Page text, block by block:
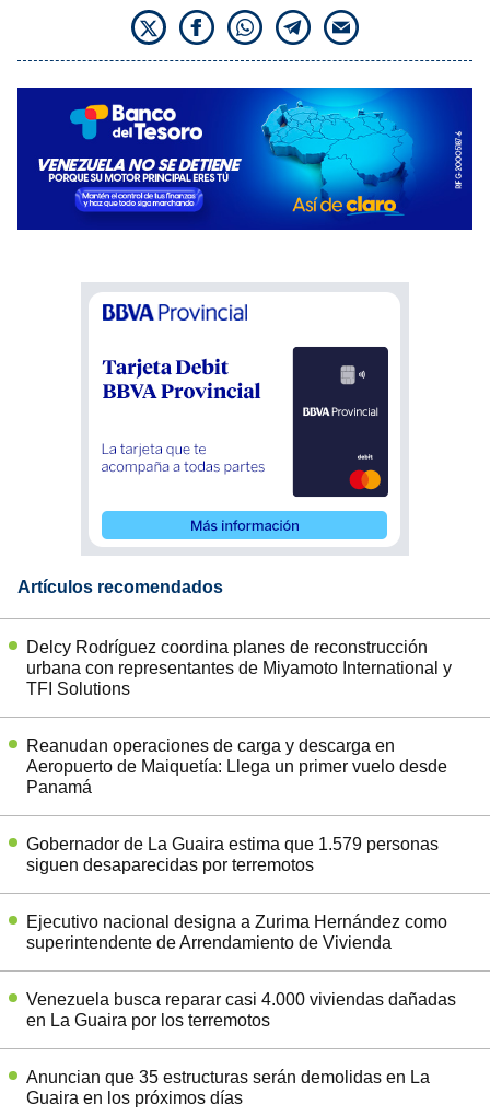
Artículos recomendados
Delcy Rodríguez coordina planes de reconstrucción
urbana con representantes de Miyamoto International y
TFI Solutions
Reanudan operaciones de carga y descarga en
Aeropuerto de Maiquetía: Llega un primer vuelo desde
Panamá
Gobernador de La Guaira estima que 1.579 personas
siguen desaparecidas por terremotos
Ejecutivo nacional designa a Zurima Hernández como
superintendente de Arrendamiento de Vivienda
Venezuela busca reparar casi 4.000 viviendas dañadas
en La Guaira por los terremotos
Anuncian que 35 estructuras serán demolidas en La
Guaira en los próximos días